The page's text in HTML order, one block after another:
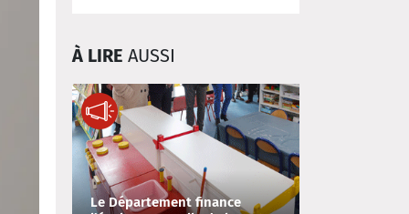
À LIRE AUSSI
Le Département finance